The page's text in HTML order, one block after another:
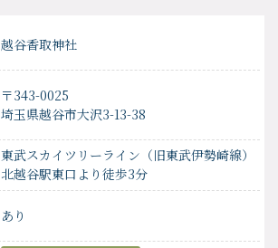
越谷香取神社
〒343-0025
埼玉県越谷市大沢3-13-38
東武スカイツリーライン（旧東武伊勢崎線）
北越谷駅東口より徒歩3分
あり